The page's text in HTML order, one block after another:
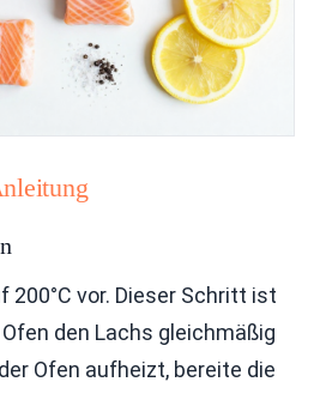
200°C vor. Dieser Schritt ist
den Lachs gleichmäßig
Ofen aufheizt, bereite die